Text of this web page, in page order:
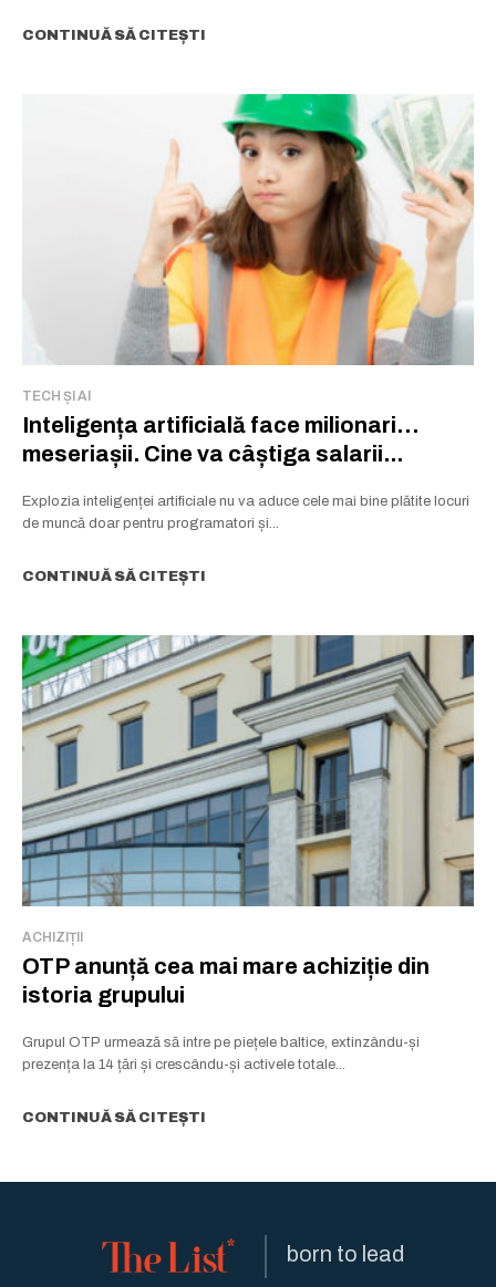
CONTINUĂ SĂ CITEȘTI
TECH ȘI AI
Inteligența artificială face milionari…
meseriașii. Cine va câștiga salarii...
Explozia inteligenței artificiale nu va aduce cele mai bine plătite locuri
de muncă doar pentru programatori și...
CONTINUĂ SĂ CITEȘTI
ACHIZIȚII
OTP anunță cea mai mare achiziție din
istoria grupului
Grupul OTP urmează să intre pe piețele baltice, extinzându-și
prezența la 14 țări și crescându-și activele totale...
CONTINUĂ SĂ CITEȘTI
born to lead